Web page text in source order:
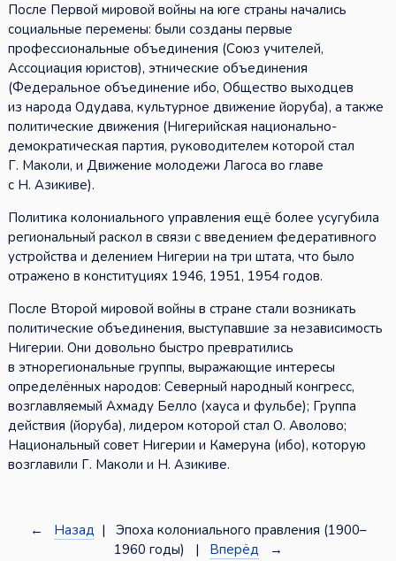
После Первой мировой войны на юге страны начались
социальные перемены: были созданы первые
профессиональные объединения (Союз учителей,
Ассоциация юристов), этнические объединения
(Федеральное объединение ибо, Общество выходцев
из народа Одудава, культурное движение йоруба), а также
политические движения (Нигерийская национально-
демократическая партия, руководителем которой стал
Г. Маколи, и Движение молодежи Лагоса во главе
с Н. Азикиве).
Политика колониального управления ещё более усугубила
региональный раскол в связи с введением федеративного
устройства и делением Нигерии на три штата, что было
отражено в конституциях 1946, 1951, 1954 годов.
После Второй мировой войны в стране стали возникать
политические объединения, выступавшие за независимость
Нигерии. Они довольно быстро превратились
в этнорегиональные группы, выражающие интересы
определённых народов: Северный народный конгресс,
возглавляемый Ахмаду Белло (хауса и фульбе); Группа
действия (йоруба), лидером которой стал О. Аволово;
Национальный совет Нигерии и Камеруна (ибо), которую
возглавили Г. Маколи и Н. Азикиве.
← Назад | Эпоха колониального правления (1900–
1960 годы) | Вперёд →